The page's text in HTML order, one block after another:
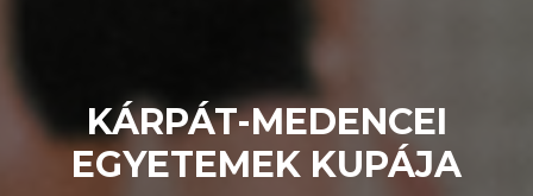
KÁRPÁT-MEDENCEI
EGYETEMEK KUPÁJA